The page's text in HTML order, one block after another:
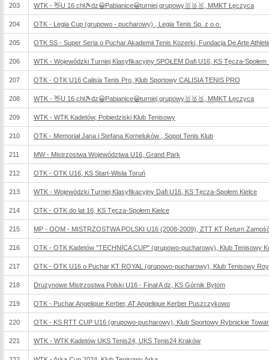
203 WTK - 👋U 16 chł🎾dz😀Pabianice😀turniej grupowy🥇🥈🥉, MMKT Łęczyca
204 OTK - Legia Cup (grupowo - pucharowy) , Legia Tenis Sp. z o.o.
205 OTK SS - Super Seria o Puchar Akademii Tenis Kozerki, Fundacja De Arte
206 WTK - Wojewódzki Turniej Klasyfikacyjny SPOŁEM Dafi U16, KS Tęcza-Społem
207 OTK - OTK U16 Calisia Tenis Pro, Klub Sportowy CALISIA TENIS PRO
208 WTK - 👋U 16 chł🎾dz😀Pabianice😀turniej grupowy🥇🥈🥉, MMKT Łęczyca
209 WTK - WTK Kadetów, Pobiedziski Klub Tenisowy
210 OTK - Memoriał Jana i Stefana Korneluków , Sopot Tenis Klub
211 MW - Mistrzostwa Województwa U16, Grand Park
212 OTK - OTK U16, KS Start-Wisła Toruń
213 WTK - Wojewódzki Turniej Klasyfikacyjny Dafi U16, KS Tęcza-Społem Kielce
214 OTK - OTK do lat 16, KS Tęcza-Społem Kielce
215 MP - OOM - MISTRZOSTWA POLSKI U16 (2008-2009), ZTT KT Return
216 OTK - OTK Kadetów "TECHNICA CUP" (grupowo-pucharowy), Klub Tenisowy
217 OTK - OTK U16 o Puchar KT ROYAL (grupowo-pucharowy), Klub Tenisowy
218 Drużynowe Mistrzostwa Polski U16 - Finał A dz, KS Górnik Bytom
219 OTK - Puchar Angelique Kerber, AT Angelique Kerber Puszczykowo
220 OTK - KS RTT CUP U16 (grupowo-pucharowy), Klub Sportowy Rybnickie
221 WTK - WTK Kadetów UKS Tenis24, UKS Tenis24 Kraków